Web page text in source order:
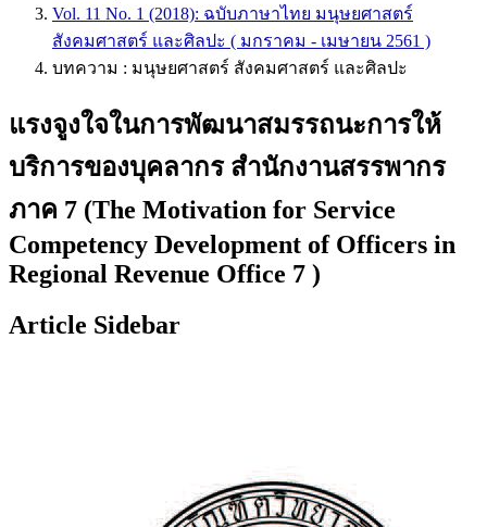
Vol. 11 No. 1 (2018): ฉบับภาษาไทย มนุษยศาสตร์
สังคมศาสตร์ และศิลปะ ( มกราคม - เมษายน 2561 )
บทความ : มนุษยศาสตร์ สังคมศาสตร์ และศิลปะ
แรงจูงใจในการพัฒนาสมรรถนะการให้
บริการของบุคลากร สำนักงานสรรพากร
ภาค 7 (The Motivation for Service
Competency Development of Officers in
Regional Revenue Office 7 )
Article Sidebar